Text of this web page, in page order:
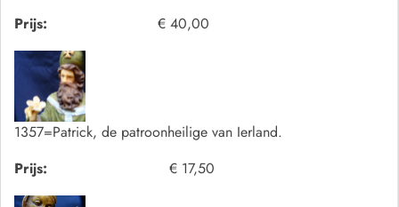
Prijs:
€ 40,00
1357=Patrick, de patroonheilige van Ierland.
Prijs:
€ 17,50